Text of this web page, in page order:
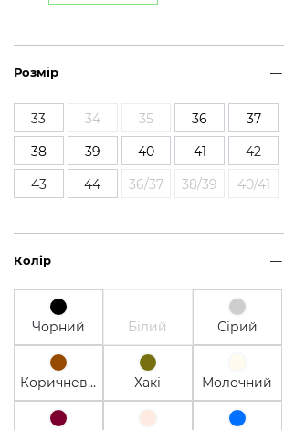
Розмір
33 34 35 36
37
38
39 40 41
42
43
44 36/37 38/39 40/41
Колір
Чорний Білий Сірий
Коричневий Хакі Молочний